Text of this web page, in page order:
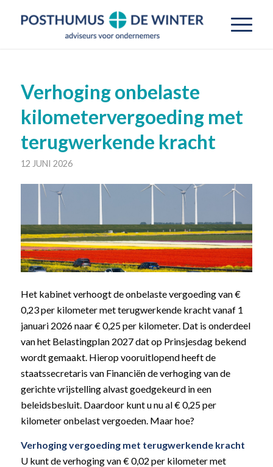
Verhoging onbelaste
kilometervergoeding met
terugwerkende kracht
12 JUNI 2026
Het kabinet verhoogt de onbelaste vergoeding van €
0,23 per kilometer met terugwerkende kracht vanaf 1
januari 2026 naar € 0,25 per kilometer. Dat is onderdeel
van het Belastingplan 2027 dat op Prinsjesdag bekend
wordt gemaakt. Hierop vooruitlopend heeft de
staatssecretaris van Financiën de verhoging van de
gerichte vrijstelling alvast goedgekeurd in een
beleidsbesluit. Daardoor kunt u nu al € 0,25 per
kilometer onbelast vergoeden. Maar hoe?
Verhoging vergoeding met terugwerkende kracht
U kunt de verhoging van € 0,02 per kilometer met